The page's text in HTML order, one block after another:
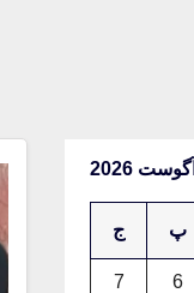
آگوست 2026
پ ج
6
7